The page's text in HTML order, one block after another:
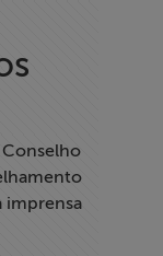
imprensa